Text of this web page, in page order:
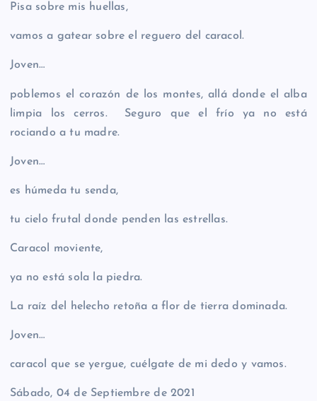
Pisa sobre mis huellas,
vamos a gatear sobre el reguero del caracol.
Joven…
poblemos el corazón de los montes, allá donde el alba
limpia los cerros. Seguro que el frío ya no está
rociando a tu madre.
Joven…
es húmeda tu senda,
tu cielo frutal donde penden las estrellas.
Caracol moviente,
ya no está sola la piedra.
La raíz del helecho retoña a flor de tierra dominada.
Joven…
caracol que se yergue, cuélgate de mi dedo y vamos.
Sábado, 04 de Septiembre de 2021